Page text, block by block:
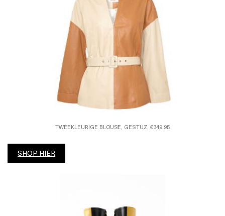
TWEEKLEURIGE BLOUSE, GESTUZ, €349,95
SHOP HIER